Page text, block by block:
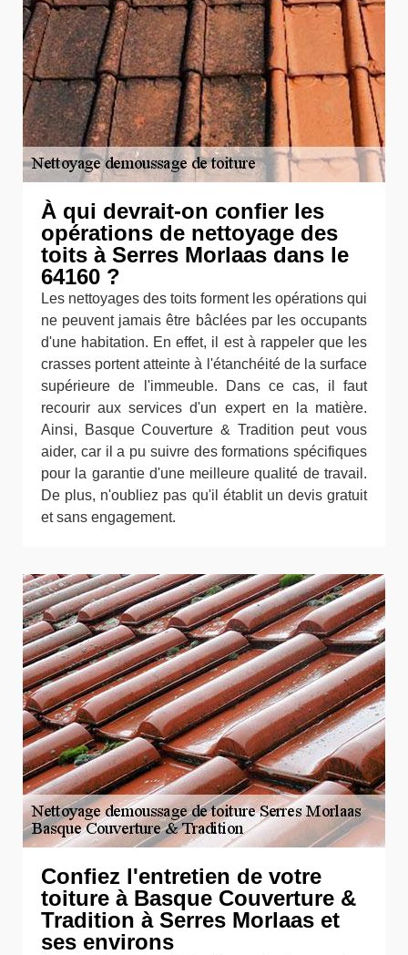
À qui devrait-on confier les
opérations de nettoyage des
toits à Serres Morlaas dans le
64160 ?
Les nettoyages des toits forment les opérations qui
ne peuvent jamais être bâclées par les occupants
d'une habitation. En effet, il est à rappeler que les
crasses portent atteinte à l'étanchéité de la surface
supérieure de l'immeuble. Dans ce cas, il faut
recourir aux services d'un expert en la matière.
Ainsi, Basque Couverture & Tradition peut vous
aider, car il a pu suivre des formations spécifiques
pour la garantie d'une meilleure qualité de travail.
De plus, n'oubliez pas qu'il établit un devis gratuit
et sans engagement.
Confiez l'entretien de votre
toiture à Basque Couverture &
Tradition à Serres Morlaas et
ses environs